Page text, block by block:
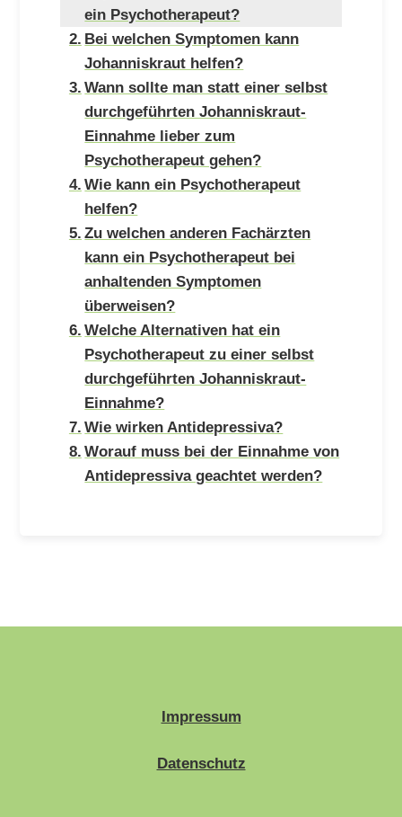
ein Psychotherapeut?
Bei welchen Symptomen kann
Johanniskraut helfen?
Wann sollte man statt einer selbst
durchgeführten Johanniskraut-
Einnahme lieber zum
Psychotherapeut gehen?
Wie kann ein Psychotherapeut
helfen?
Zu welchen anderen Fachärzten
kann ein Psychotherapeut bei
anhaltenden Symptomen
überweisen?
Welche Alternativen hat ein
Psychotherapeut zu einer selbst
durchgeführten Johanniskraut-
Einnahme?
Wie wirken Antidepressiva?
Worauf muss bei der Einnahme von
Antidepressiva geachtet werden?
Impressum
Datenschutz